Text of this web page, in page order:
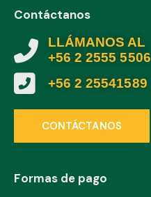
Contáctanos
LLÁMANOS AL
+56 2 2555 5506
+56 2 25541589
CONTÁCTANOS
Formas de pago